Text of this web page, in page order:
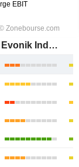
Evonik Industries AG